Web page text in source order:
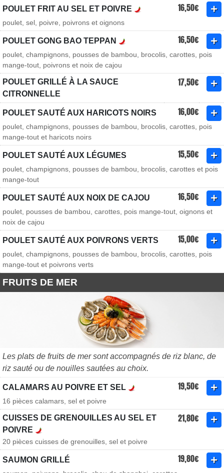
POULET FRIT AU SEL ET POIVRE 16,50€
poulet, sel, poivre, poivrons et oignons
POULET GONG BAO TEPPAN 16,50€
poulet, champignons, pousses de bambou, brocolis, carottes, pois
mange-tout, poivrons et noix de cajou
POULET GRILLÉ À LA SAUCE
CITRONNELLE
17,50€
POULET SAUTÉ AUX HARICOTS NOIRS 16,00€
poulet, champignons, pousses de bambou, brocolis, carottes, pois
mange-tout et haricots noirs
POULET SAUTÉ AUX LÉGUMES 15,50€
poulet, champignons, pousses de bambou, brocolis, carottes et pois
mange-tout
POULET SAUTÉ AUX NOIX DE CAJOU 16,50€
poulet, pousses de bambou, carottes, pois mange-tout, oignons et
noix de cajou
POULET SAUTÉ AUX POIVRONS VERTS 15,00€
poulet, champignons, pousses de bambou, brocolis, carottes, pois
mange-tout et poivrons verts
FRUITS DE MER
Les plats de fruits de mer sont accompagnés de riz blanc, de
riz sauté ou de nouilles sautées au choix.
CALAMARS AU POIVRE ET SEL 19,50€
16 pièces calamars, sel et poivre
CUISSES DE GRENOUILLES AU SEL ET
POIVRE
21,80€
20 pièces cuisses de grenouilles, sel et poivre
SAUMON GRILLÉ 19,80€